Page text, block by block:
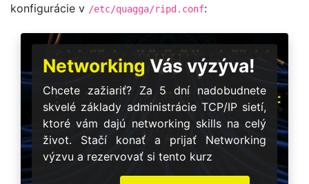
konfigurácie v /etc/quagga/ripd.conf:
Networking Vás výzýva!
Chcete zažiariť? Za 5 dní nadobudnete
skvelé základy administrácie TCP/IP sietí,
ktoré vám dajú networking skills na celý
život. Stačí konať a prijať Networking
výzvu a rezervovať si tento kurz